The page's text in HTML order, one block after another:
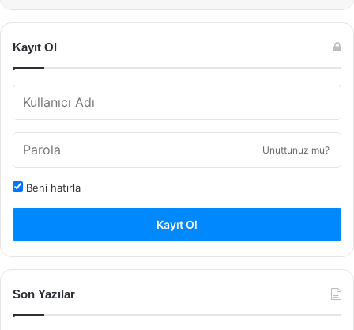
Kayıt Ol
Unuttunuz mu?
Beni hatırla
Kayıt Ol
Son Yazılar